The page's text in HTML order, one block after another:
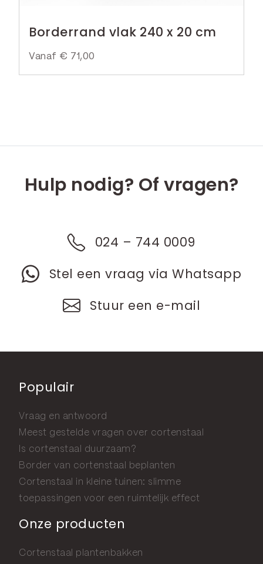
Borderrand vlak 240 x 20 cm
Vanaf € 71,00
Hulp nodig? Of vragen?
024 – 744 0009
Stel een vraag via Whatsapp
Stuur een e-mail
Populair
Vraag en antwoord
Meest gestelde vragen over cortenstaal
Is cortenstaal duurzaam?
Border van cortenstaal beplanten
Cortenstaal in kleine tuinen: slimme
toepassingen voor een ruimtelijk effect
Onze producten
Cortenstaal plantenbakken